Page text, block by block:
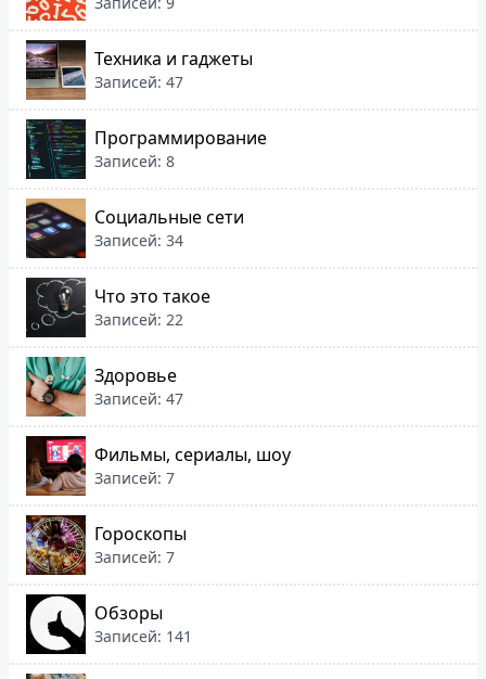
Техника и гаджеты
Записей: 47
Программирование
Записей: 8
Социальные сети
Записей: 34
Что это такое
Записей: 22
Здоровье
Записей: 47
Фильмы, сериалы, шоу
Записей: 7
Гороскопы
Записей: 7
Обзоры
Записей: 141